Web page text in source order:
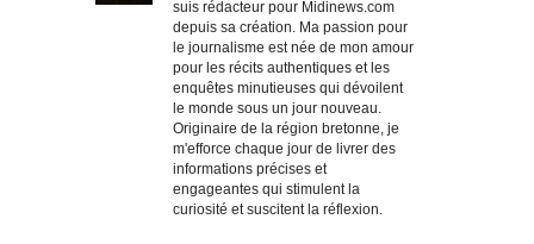
suis rédacteur pour Midinews.com
depuis sa création. Ma passion pour
le journalisme est née de mon amour
pour les récits authentiques et les
enquêtes minutieuses qui dévoilent
le monde sous un jour nouveau.
Originaire de la région bretonne, je
m'efforce chaque jour de livrer des
informations précises et
engageantes qui stimulent la
curiosité et suscitent la réflexion.